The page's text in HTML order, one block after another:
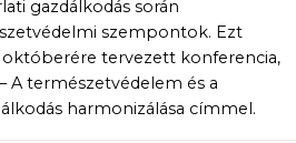
gazdálkodás során
szempontok. Ezt
októberére tervezett konferencia,
A természetvédelem és a
harmonizálása címmel.